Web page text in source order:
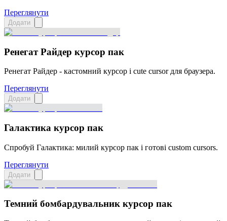
Переглянути
Додати
Ренегат Райдер курсор пак
Ренегат Райдер - кастомний курсор і cute cursor для браузера.
Переглянути
Додати
Галактика курсор пак
Спробуй Галактика: милий курсор пак і готові custom cursors.
Переглянути
Додати
Темний бомбардувальник курсор пак